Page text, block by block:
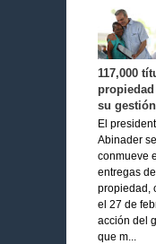
117,000
su gestión
El
Abinader se
conmueve
entregas
propiedad,
el 27 de
acción del
que m...